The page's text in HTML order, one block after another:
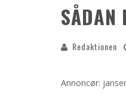
SÅDAN
Redaktionen
Annoncør: